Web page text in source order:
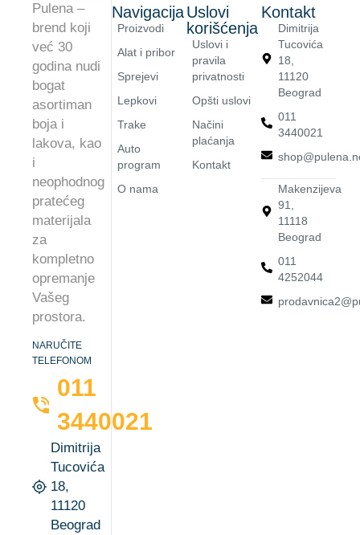
Pulena –
brend koji
već 30
godina nudi
bogat
asortiman
boja i
lakova, kao
i
neophodnog
pratećeg
materijala
za
kompletno
opremanje
Vašeg
prostora.
NARUČITE
TELEFONOM
011
3440021
Dimitrija
Tucovića
18,
11120
Beograd
Navigacija
Proizvodi
Alat i pribor
Sprejevi
Lepkovi
Trake
Auto
program
O nama
Uslovi
korišćenja
Uslovi i
pravila
privatnosti
Opšti uslovi
Načini
plaćanja
Kontakt
Kontakt
Dimitrija
Tucovića
18,
11120
Beograd
011
3440021
Makenzijeva
91,
11118
Beograd
011
4252044